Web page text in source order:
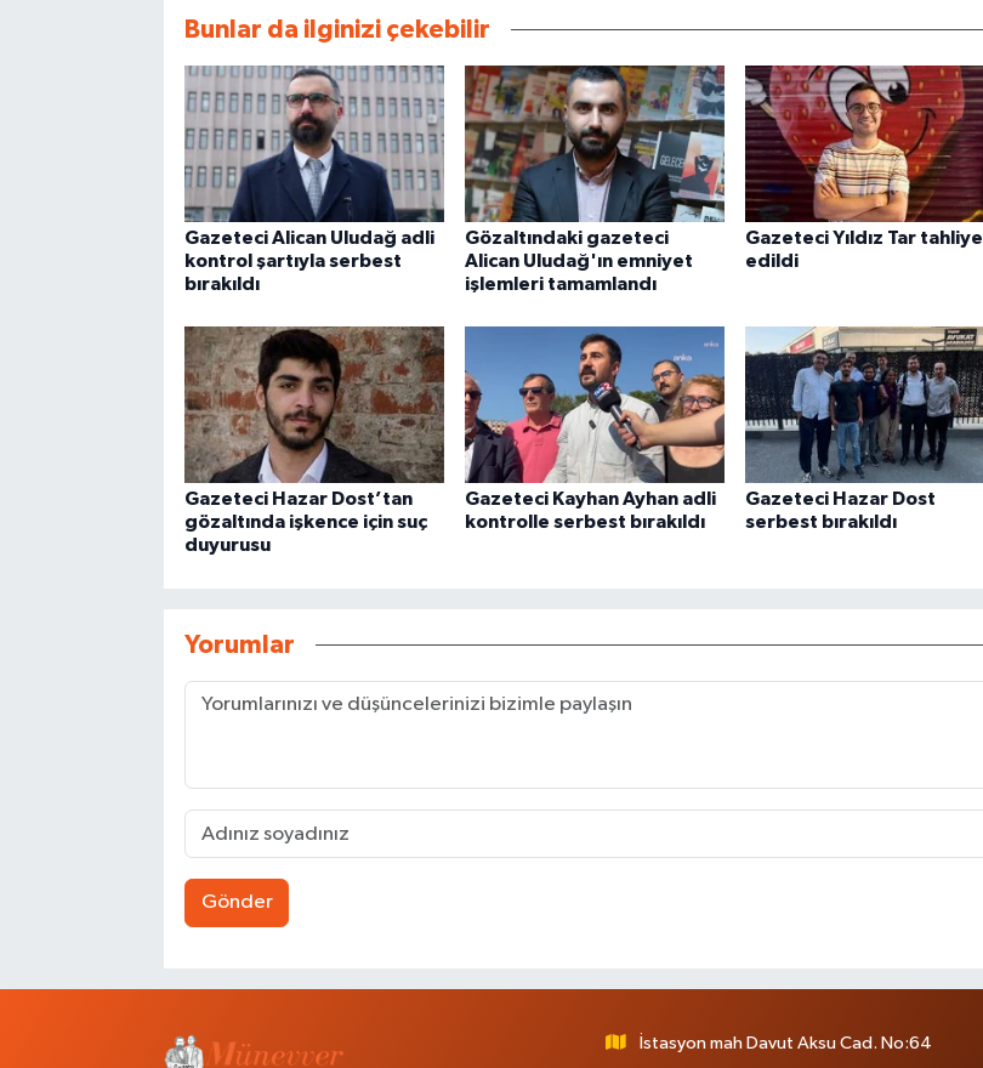
Bunlar da ilginizi çekebilir
Gazeteci Alican Uludağ adli
kontrol şartıyla serbest
bırakıldı
Gözaltındaki gazeteci
Alican Uludağ'ın emniyet
işlemleri tamamlandı
Gazeteci Yıldız Tar tahliye
edildi
Gazeteci Hazar Dost’tan
gözaltında işkence için suç
duyurusu
Gazeteci Kayhan Ayhan adli
kontrolle serbest bırakıldı
Gazeteci Hazar Dost
serbest bırakıldı
Yorumlar
Gönder
İstasyon mah Davut Aksu Cad. No:64